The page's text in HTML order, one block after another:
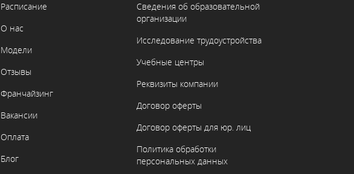
Расписание
О нас
Модели
Отзывы
Франчайзинг
Вакансии
Оплата
Блог
Сведения об образовательной
организации
Исследование трудоустройства
Учебные центры
Реквизиты компании
Договор оферты
Договор оферты для юр. лиц
Политика обработки
персональных данных